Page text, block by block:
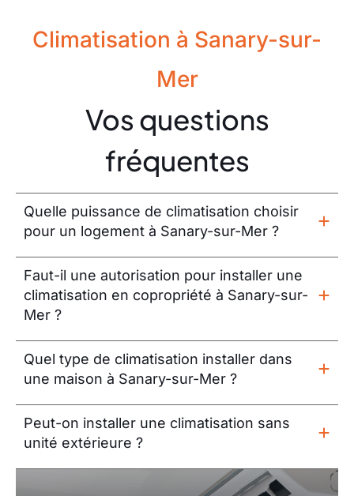
Climatisation à Sanary-sur-
Mer
Vos questions
fréquentes
Quelle puissance de climatisation choisir
pour un logement à Sanary-sur-Mer ?
Faut-il une autorisation pour installer une
climatisation en copropriété à Sanary-sur-
Mer ?
Quel type de climatisation installer dans
une maison à Sanary-sur-Mer ?
Peut-on installer une climatisation sans
unité extérieure ?